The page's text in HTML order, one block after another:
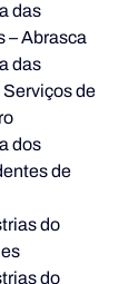
das
– Abrasca
das
de
dos
de
do
do